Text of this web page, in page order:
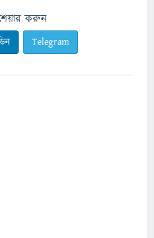
শেয়ার করুন
Telegram